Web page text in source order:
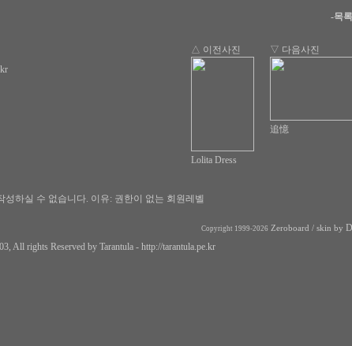
-목
△ 이전사진
Lolita Dress
▽ 다음사진
追憶
성하실 수 없습니다. 이유: 권한이 없는 회원레벨
Copyright 1999-2026 Zeroboard / skin by
All rights Reserved by Tarantula - http://tarantula.pe.kr